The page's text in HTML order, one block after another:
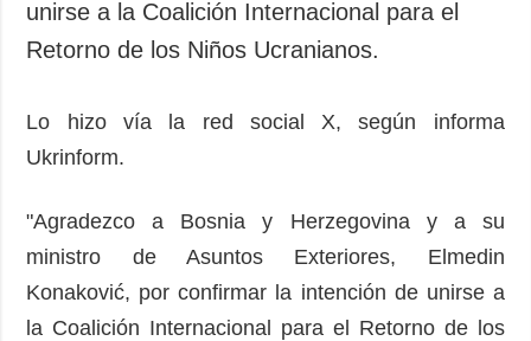
unirse a la Coalición Internacional para el
Retorno de los Niños Ucranianos.
Lo hizo vía la red social X, según informa
Ukrinform.
"Agradezco a Bosnia y Herzegovina y a su
ministro de Asuntos Exteriores, Elmedin
Konaković, por confirmar la intención de unirse a
la Coalición Internacional para el Retorno de los